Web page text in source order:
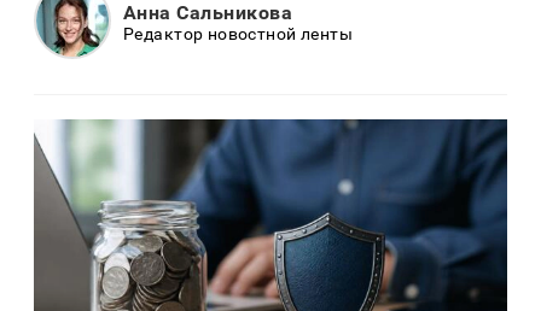
Анна Сальникова
Редактор новостной ленты